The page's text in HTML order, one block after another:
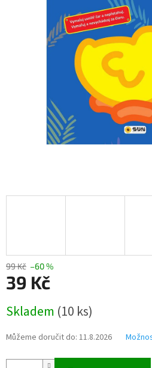
99 Kč –60 %
39 Kč
cena:
Skladem (10 ks)
Můžeme doručit do: 11.8.2026